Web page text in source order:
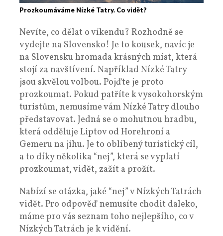
Prozkoumáváme Nízké Tatry. Co vidět?
Nevíte, co dělat o víkendu? Rozhodně se
vydejte na Slovensko! Je to kousek, navíc je
na Slovensku hromada krásných míst, která
stojí za navštívení. Například Nízké Tatry
jsou skvělou volbou. Pojďte je proto
prozkoumat. Pokud patříte k vysokohorským
turistům, nemusíme vám Nízké Tatry dlouho
představovat. Jedná se o mohutnou hradbu,
která odděluje Liptov od Horehroní a
Gemeru na jihu. Je to oblíbený turistický cíl,
a to díky několika “nej”, která se vyplatí
prozkoumat, vidět, zažít a prožít.
Nabízí se otázka, jaké “nej” v Nízkých Tatrách
vidět. Pro odpověď nemusíte chodit daleko,
máme pro vás seznam toho nejlepšího, co v
Nízkých Tatrách je k vidění.